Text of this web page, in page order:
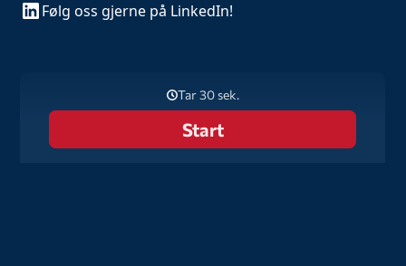
Følg oss gjerne på LinkedIn!